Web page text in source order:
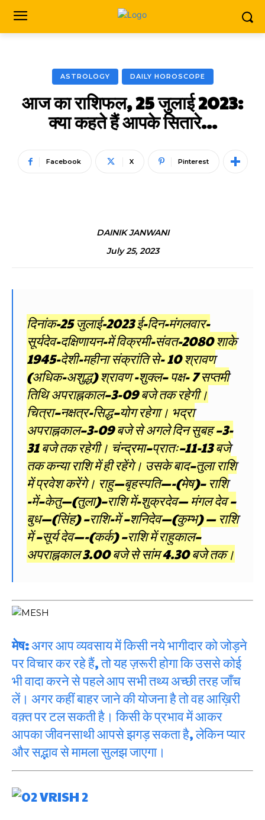
ASTROLOGY DAILY HOROSCOPE
आज का राशिफल, 25 जुलाई 2023:
क्या कहते हैं आपके सितारे…
Facebook X Pinterest
DAINIK JANWANI
July 25, 2023
दिनांक-25 जुलाई-2023 ई-दिन-मंगलवार-
सूर्यदेव-दक्षिणायन-में विक्रमी-संवत-2080 शाके
1945-देशी-महीना संक्रांति से- 10 श्रावण
(अधिक-अशुद्ध) श्रावण -शुक्ल– पक्ष- 7 सप्तमी
तिथि अपराह्नकाल–3-09 बजे तक रहेगी।
चित्रा–नक्षत्र-सिद्ध–योग रहेगा। भद्रा
अपराह्नकाल–3-09 बजे से अगले दिन सुबह –3-
31 बजे तक रहेगी। चंन्द्रमा–प्रातः–11-13 बजे
तक कन्या राशि में ही रहेंगे। उसके बाद–तुला राशि
में प्रवेश करेंगे। राहु—बृहस्पति—-(मेष)– राशि
-में–केतु—(तुला)–राशि में-शुक्रदेव— मंगल देव –
बुध—(सिंह) –राशि-में –शनिदेव—(कुम्भ) — राशि
में –सूर्य देव—-(कर्क) –राशि में राहुकाल–
अपराह्नकाल 3.00 बजे से सांम 4.30 बजे तक।
मेष:अगर आप व्यवसाय में किसी नये भागीदार को जोड़ने
पर विचार कर रहे हैं, तो यह ज़रूरी होगा कि उससे कोई
भी वादा करने से पहले आप सभी तथ्य अच्छी तरह जाँच
लें। अगर कहीं बाहर जाने की योजना है तो वह आख़िरी
वक़्त पर टल सकती है। किसी के प्रभाव में आकर
आपका जीवनसाथी आपसे झगड़ सकता है, लेकिन प्यार
और सद्भाव से मामला सुलझ जाएगा।